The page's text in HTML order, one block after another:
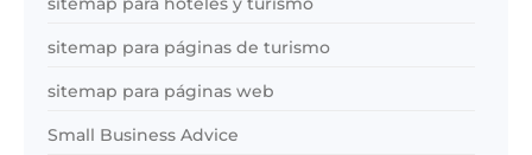
sitemap para páginas de turismo
sitemap para páginas web
Small Business Advice